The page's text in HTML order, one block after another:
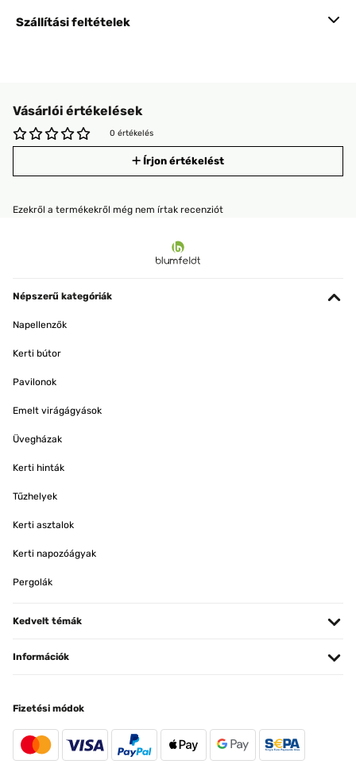
Szállítási feltételek
Vásárlói értékelések
0 értékelés
Írjon értékelést
Ezekről a termékekről még nem írtak recenziót
Népszerű kategóriák
Napellenzők
Kerti bútor
Pavilonok
Emelt virágágyások
Üvegházak
Kerti hinták
Tűzhelyek
Kerti asztalok
Kerti napozóágyak
Pergolák
Kedvelt témák
Információk
Fizetési módok